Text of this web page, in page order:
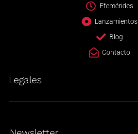
Efemérides
Lanzamientos
Blog
Contacto
Legales